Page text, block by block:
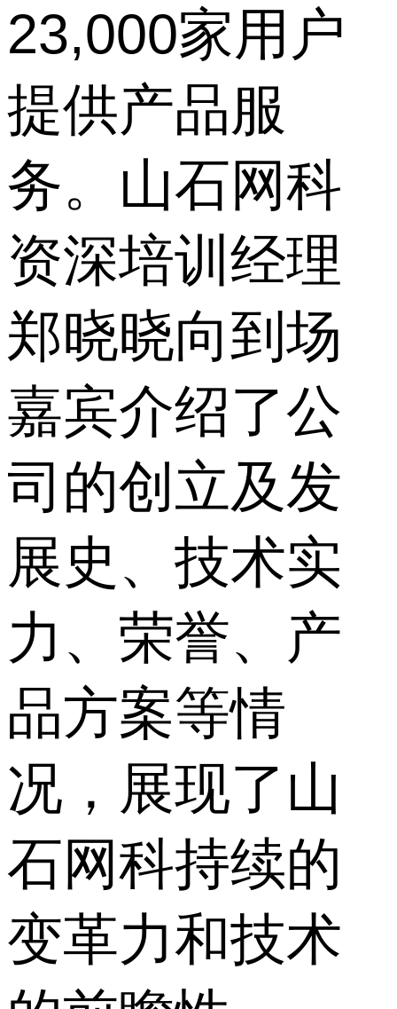
23,000家用户
提供产品服
务。山石网科
资深培训经理
郑晓晓向到场
嘉宾介绍了公
司的创立及发
展史、技术实
力、荣誉、产
品方案等情
况，展现了山
石网科持续的
变革力和技术